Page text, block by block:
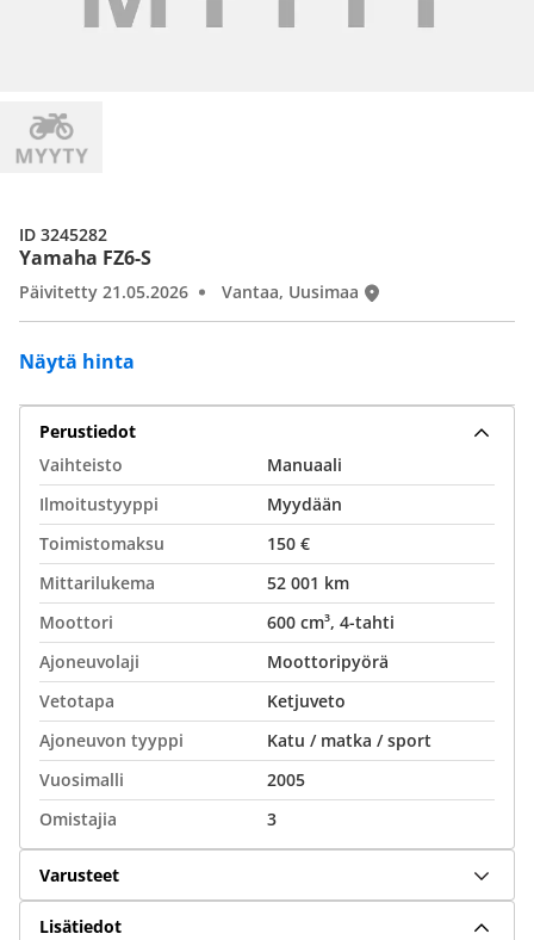
Yamaha FZ6-S
Näytä hinta
Päivitetty 21.05.2026 Vantaa, Uusimaa
ID 3245282
Perustiedot
Vaihteisto
Manuaali
Ilmoitustyyppi
Myydään
Toimistomaksu
150 €
Mittarilukema
52 001 km
Moottori
600 cm³, 4-tahti
Ajoneuvolaji
Moottoripyörä
Vetotapa
Ketjuveto
Ajoneuvon tyyppi
Katu / matka / sport
Vuosimalli
2005
Omistajia
3
Varusteet
Lisätiedot